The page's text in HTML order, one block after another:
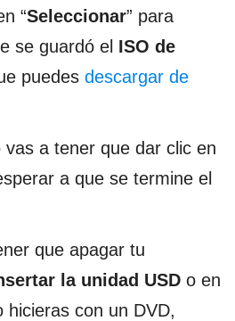
“Seleccionar” para
se guardó el ISO de
puedes descargar de
vas a tener que dar clic en
a que se termine el
que apagar tu
la unidad USD o en
hicieras con un DVD,